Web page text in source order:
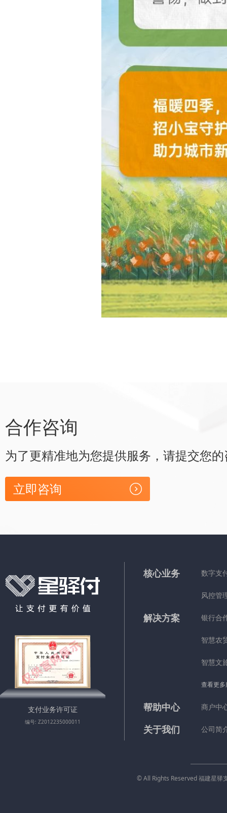
合作咨询
为了更精准地为您提供服务，请提交您
立即咨询
支付业务许可证
编号: Z2012235000011
核心业务 数字支
风控管
解决方案 银行合
智慧农
智慧文
查看更
帮助中心 商户中
关于我们 公司简
© All Rights Reserved 福建星驿